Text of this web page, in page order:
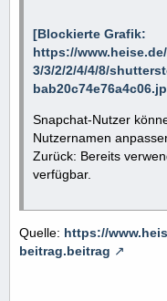
[Blockierte Grafik:
https://
3/3/2/2/4/4/8/
Snapchat-Nutzer
Nutzernamen
Zurück: Bereits
verfügbar.
Quelle: https://
beitrag.beitrag